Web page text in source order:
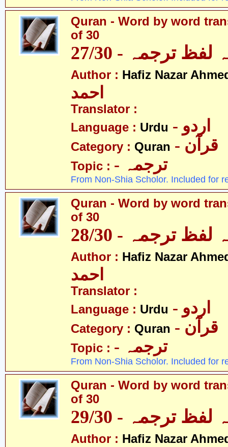
Quran - Word by word
of 30
ترجمہ - 27/30
Author : Hafiz Nazar
احمد
Translator :
Language : Urdu - اردو
Category : Quran - قرآن
Topic : - ترجمہ
From Non-Shia Scholor. Included for
Quran - Word by word
of 30
ترجمہ - 28/30
Author : Hafiz Nazar
احمد
Translator :
Language : Urdu - اردو
Category : Quran - قرآن
Topic : - ترجمہ
From Non-Shia Scholor. Included for
Quran - Word by word
of 30
ترجمہ - 29/30
Author : Hafiz Nazar